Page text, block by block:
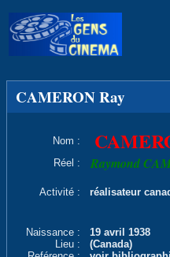
CAMERON Ray
Nom :
Réel : Raymond
Activité : réalisateur
Naissance :
19 avril 1938
Lieu :
(Canada)